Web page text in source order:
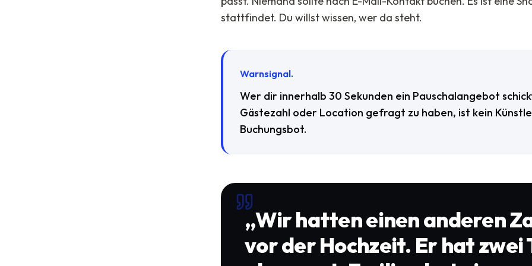
stattfindet. Du willst wissen, wer da steht.
Warnsignal.
Wer dir innerhalb 30 Sekunden ein Pauschalangebot
Gästezahl oder Location gefragt zu haben, ist kein
Buchungsbot.
„Wir hatten einen anderen
vor der Hochzeit. Er hat zwei